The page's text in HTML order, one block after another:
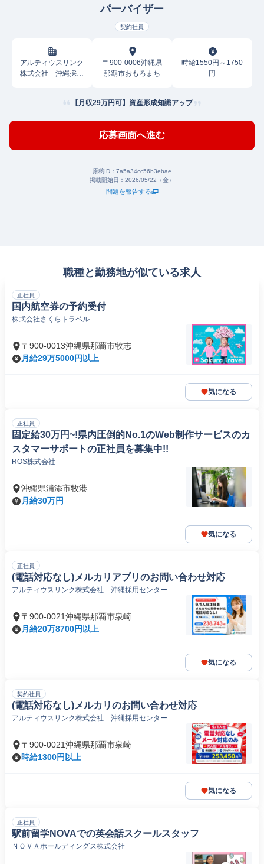
パーバイザー
契約社員
アルティウスリンク
株式会社 沖縄採用
〒900-0006沖縄県
那覇市おもろまち
時給1550円～1750
円
【月収29万円可】資産形成知識アップ
応募画面へ進む
原稿ID： 7a5a34cc56b3ebae
掲載開始日： 2026/05/22（金）
問題を報告する
職種と勤務地が似ている求人
正社員
国内航空券の予約受付
株式会社さくらトラベル
〒900-0013沖縄県那覇市牧志
月給29万5000円以上
気になる
正社員
固定給30万円~!県内圧倒的No.1のWeb制作サービスのカ
スタマーサポートの正社員を募集中!!
ROS株式会社
沖縄県浦添市牧港
月給30万円
気になる
正社員
(電話対応なし)メルカリアプリのお問い合わせ対応
アルティウスリンク株式会社 沖縄採用センター
〒900-0021沖縄県那覇市泉崎
月給20万8700円以上
気になる
契約社員
(電話対応なし)メルカリのお問い合わせ対応
アルティウスリンク株式会社 沖縄採用センター
〒900-0021沖縄県那覇市泉崎
時給1300円以上
気になる
正社員
駅前留学NOVAでの英会話スクールスタッフ
ＮＯＶＡホールディングス株式会社